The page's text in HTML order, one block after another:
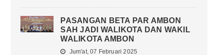
PASANGAN BETA PAR AMBON
SAH JADI WALIKOTA DAN WAKIL
WALIKOTA AMBON
Jum'at, 07 Februari 2025